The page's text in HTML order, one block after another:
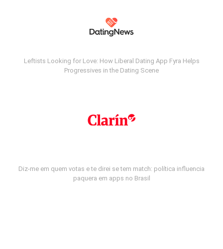
Leftists Looking for Love: How Liberal Dating App Fyra Helps
Progressives in the Dating Scene
Diz-me em quem votas e te direi se tem match: política influencia
paquera em apps no Brasil